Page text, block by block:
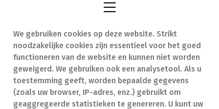
We gebruiken cookies op deze website. Strikt
noodzakelijke cookies zijn essentieel voor het goed
functioneren van de website en kunnen niet worden
geweigerd. We gebruiken ook een analysetool. Als u
toestemming geeft, worden bepaalde gegevens
(zoals uw browser, IP-adres, enz.) gebruikt om
geaggregeerde statistieken te genereren. U kunt uw
Vind een apotheek
Onze expertise
Ziekten
Geneesmiddelen
In geval van nood
Contact
Veelgestelde vragen
(FAQ)